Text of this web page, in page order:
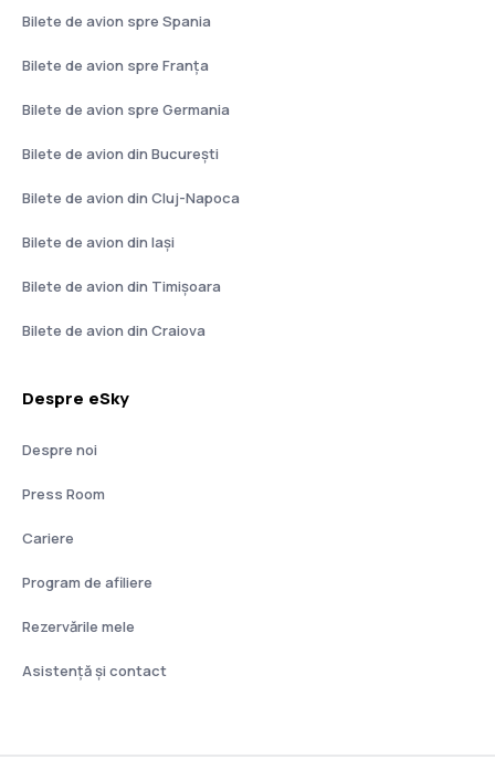
Bilete de avion spre Spania
Bilete de avion spre Franţa
Bilete de avion spre Germania
Bilete de avion din București
Bilete de avion din Cluj-Napoca
Bilete de avion din Iași
Bilete de avion din Timișoara
Bilete de avion din Craiova
Despre eSky
Despre noi
Press Room
Cariere
Program de afiliere
Rezervările mele
Asistenţă şi contact